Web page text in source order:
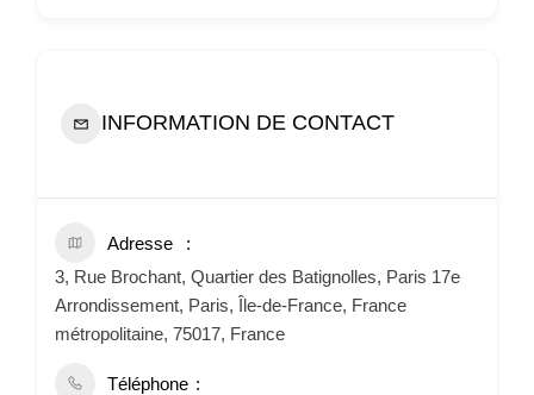
INFORMATION DE CONTACT
Adresse
3, Rue Brochant, Quartier des Batignolles, Paris 17e
Arrondissement, Paris, Île-de-France, France
métropolitaine, 75017, France
Téléphone